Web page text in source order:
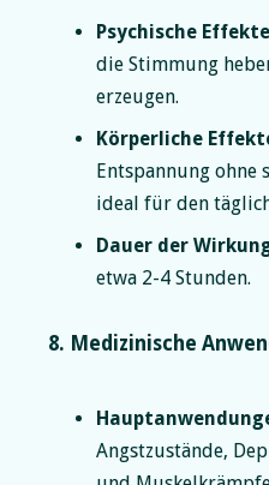
Psychische
die Stimmung
erzeugen.
Körperliche
Entspannung ohne
ideal für den
Dauer der
etwa 2-4 Stunden.
8. Medizinische
Angstzustände,